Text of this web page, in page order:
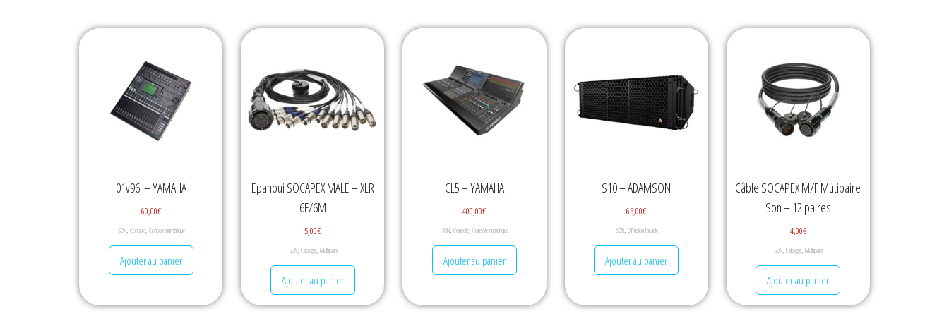
01v96i – YAMAHA
60,00€
SON, Console, Console numérique
Ajouter au panier
Epanoui SOCAPEX MALE – XLR
6F/6M
5,00€
SON, Câblage, Multipaire
Ajouter au panier
CL5 – YAMAHA
400,00€
SON, Console, Console numérique
Ajouter au panier
S10 – ADAMSON
65,00€
SON, Diffusion façade
Ajouter au panier
Câble SOCAPEX M/F Mutipaire
Son – 12 paires
4,00€
SON, Câblage, Multipaire
Ajouter au panier